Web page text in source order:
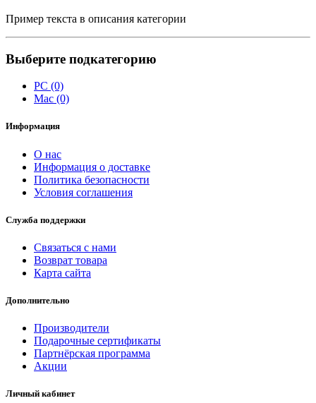
Пример текста в описания категории
Выберите подкатегорию
PC (0)
Mac (0)
Информация
О нас
Информация о доставке
Политика безопасности
Условия соглашения
Служба поддержки
Связаться с нами
Возврат товара
Карта сайта
Дополнительно
Производители
Подарочные сертификаты
Партнёрская программа
Акции
Личный кабинет